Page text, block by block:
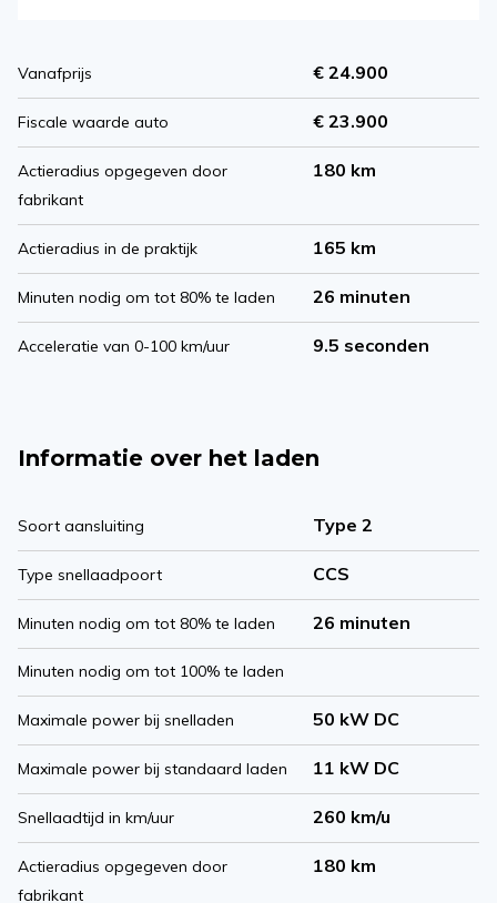
Vanafprijs € 24.900
Fiscale waarde auto € 23.900
Actieradius opgegeven door
fabrikant
180 km
Actieradius in de praktijk 165 km
Minuten nodig om tot 80% te laden 26 minuten
Acceleratie van 0-100 km/uur 9.5 seconden
Informatie over het laden
Soort aansluiting Type 2
Type snellaadpoort CCS
Minuten nodig om tot 80% te laden 26 minuten
Minuten nodig om tot 100% te laden
Maximale power bij snelladen 50 kW DC
Maximale power bij standaard laden 11 kW DC
Snellaadtijd in km/uur 260 km/u
Actieradius opgegeven door
fabrikant
180 km